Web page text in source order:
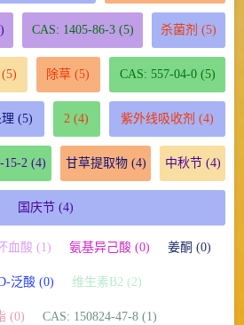
CAS: 1405-86-3(5) 杀菌剂 (5)
除草 (5) CAS: 557-04-0(5)
(5) 2 (4) 紫外线吸收剂 (4)
15-2 (4) 甘草提取物(4) 中秋节(4)
国庆节(4)
血酸 (1) 氨基异己酸 (0) 姜酮 (0)
泛酸 (0) 维生素B2 (2)
(0) CAS: 150824-47-8 (1)